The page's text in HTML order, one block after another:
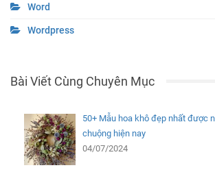
Word
Wordpress
Bài Viết Cùng Chuyên Mục
50+ Mẫu hoa khô đẹp nhất được
chuộng hiện nay
04/07/2024